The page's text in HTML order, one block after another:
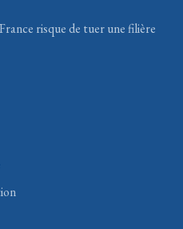
risque de tuer une filière